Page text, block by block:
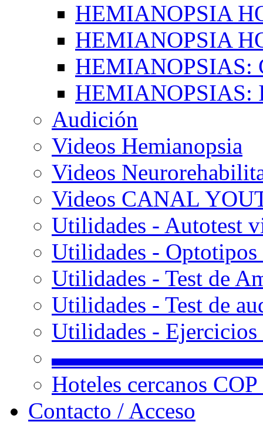
HEMIANOPSIA
HEMIANOPSIA
HEMIANOPSIAS:
HEMIANOPSIAS:
Audición
Videos Hemianopsia
Videos
Videos CANAL
Utilidades - Autotest
Utilidades -
Utilidades - Test de
Utilidades - Test de
Utilidades -
Hoteles cercanos
Contacto / Acceso